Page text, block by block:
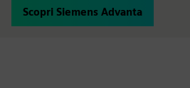
Scopri Siemens Advanta